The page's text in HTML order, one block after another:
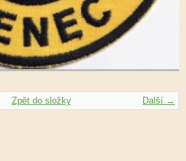
Další →
Zpět do složky